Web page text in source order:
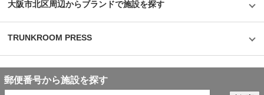
大阪市北区周辺からブランドで施設を探す
TRUNKROOM PRESS
郵便番号から施設を探す